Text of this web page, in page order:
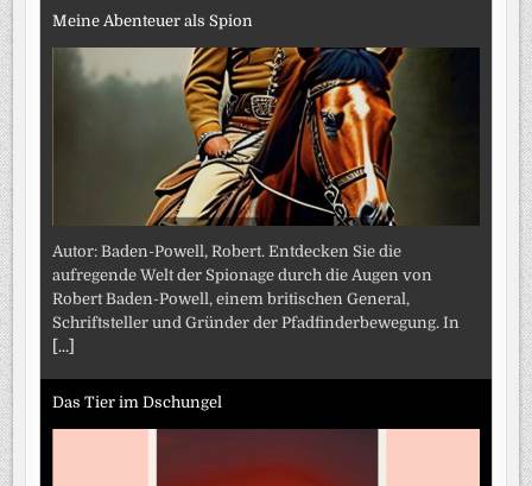
Meine Abenteuer als Spion
Autor: Baden-Powell, Robert. Entdecken Sie die
aufregende Welt der Spionage durch die Augen von
Robert Baden-Powell, einem britischen General,
Schriftsteller und Gründer der Pfadfinderbewegung. In
[...]
Das Tier im Dschungel